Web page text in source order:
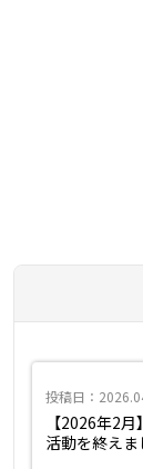
投稿日：
【2026年2
活動を終えま